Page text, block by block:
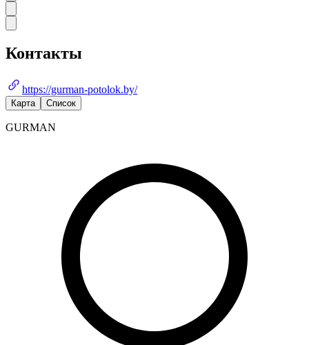
Контакты
https://gurman-potolok.by/
Карта Список
GURMAN